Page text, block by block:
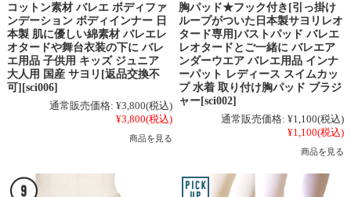
コットン素材 バレエ ボディファ
ンデーション ボディインナー 日
本製 肌に優しい綿素材 バレエレ
オタードや舞台衣装の下に バレ
エ用品 子供用 キッズ ジュニア
大人用 国産 サヨリ[返品交換不
可][sci006]
通常販売価格: ¥3,800(税込)
¥3,800(税込)
商品を見る
胸パッド★フック付き[引っ掛け
ループがついた日本製サヨリレオ
タード専用]バストパッド バレエ
レオタードとご一緒に バレエア
ンダーウエア バレエ用品 インナ
ーパット レディース スイムカッ
プ 水着 取り付け胸パッド ブラジ
ャー[sci002]
通常販売価格: ¥1,100(税込)
¥1,100(税込)
商品を見る